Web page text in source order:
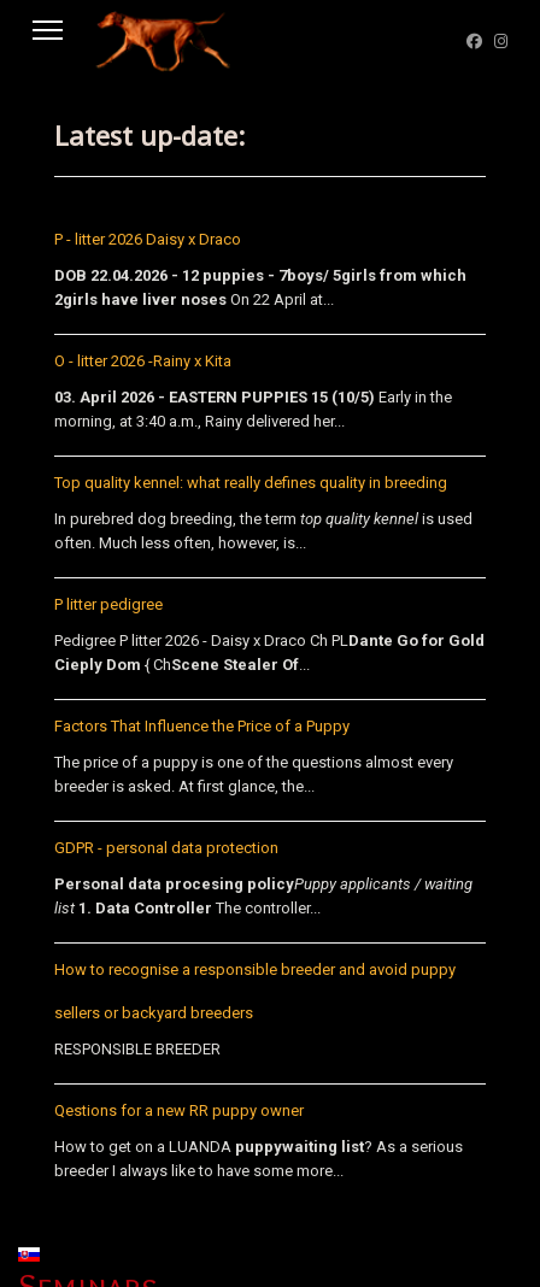
Latest up-date:
P - litter 2026 Daisy x Draco
DOB 22.04.2026 - 12 puppies - 7boys/ 5girls from which
2girls have liver noses On 22 April at...
O - litter 2026 -Rainy x Kita
03. April 2026 - EASTERN PUPPIES 15 (10/5) Early in the
morning, at 3:40 a.m., Rainy delivered her...
Top quality kennel: what really defines quality in breeding
In purebred dog breeding, the term top quality kennel is used
often. Much less often, however, is...
P litter pedigree
Pedigree P litter 2026 - Daisy x Draco Ch PLDante Go for Gold
Cieply Dom { ChScene Stealer Of...
Factors That Influence the Price of a Puppy
The price of a puppy is one of the questions almost every
breeder is asked. At first glance, the...
GDPR - personal data protection
Personal data procesing policyPuppy applicants / waiting
list 1. Data Controller The controller...
How to recognise a responsible breeder and avoid puppy
sellers or backyard breeders
RESPONSIBLE BREEDER
Qestions for a new RR puppy owner
How to get on a LUANDA puppywaiting list? As a serious
breeder I always like to have some more...
Select your language